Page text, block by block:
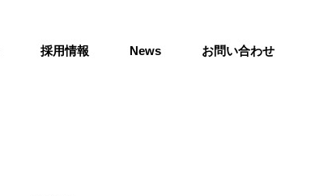
採用情報 News お問い合わせ